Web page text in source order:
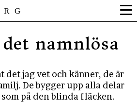
namnlösa
det jag vet och känner, de är
De bygger upp alla delar
på den blinda fläcken.